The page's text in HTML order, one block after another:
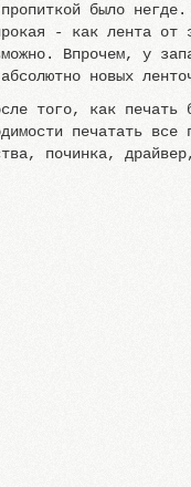
было
- как лента от
Впрочем, у
новых
того, как
печатать все
починка,